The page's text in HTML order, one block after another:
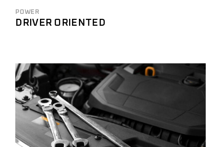
POWER
DRIVER ORIENTED